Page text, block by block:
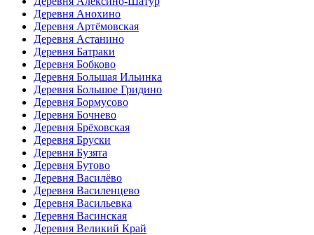
Деревня Анохино
Деревня Артёмовская
Деревня Астанино
Деревня Батраки
Деревня Бобково
Деревня Большая Ильинка
Деревня Большое Гридино
Деревня Бормусово
Деревня Бочнево
Деревня Брёховская
Деревня Бруски
Деревня Бузята
Деревня Бутово
Деревня Василёво
Деревня Василенцево
Деревня Васильевка
Деревня Васинская
Деревня Великий Край